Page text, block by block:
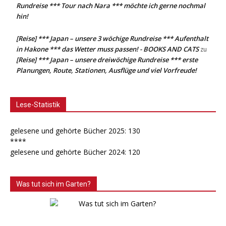
Rundreise *** Tour nach Nara *** möchte ich gerne nochmal
hin!
[Reise] *** Japan – unsere 3 wöchige Rundreise *** Aufenthalt
in Hakone *** das Wetter muss passen! - BOOKS AND CATSzu
[Reise] *** Japan – unsere dreiwöchige Rundreise *** erste
Planungen, Route, Stationen, Ausflüge und viel Vorfreude!
Lese-Statistik
gelesene und gehörte Bücher 2025: 130
****
gelesene und gehörte Bücher 2024: 120
Was tut sich im Garten?